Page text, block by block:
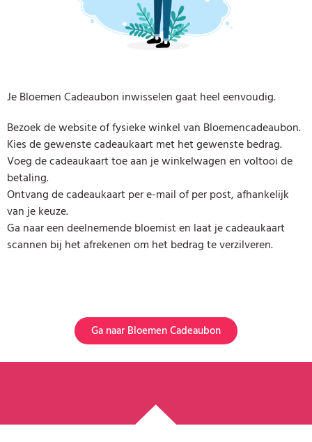
Je Bloemen Cadeaubon inwisselen gaat heel eenvoudig.
Bezoek de website of fysieke winkel van Bloemencadeaubon.
Kies de gewenste cadeaukaart met het gewenste bedrag.
Voeg de cadeaukaart toe aan je winkelwagen en voltooi de
betaling.
Ontvang de cadeaukaart per e-mail of per post, afhankelijk
van je keuze.
Ga naar een deelnemende bloemist en laat je cadeaukaart
scannen bij het afrekenen om het bedrag te verzilveren.
Ga naar Bloemen Cadeaubon